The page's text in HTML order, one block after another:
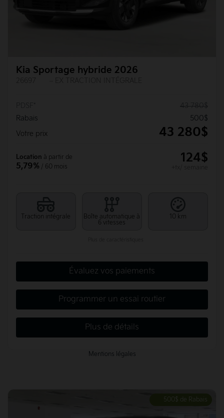
Kia Sportage hybride 2026
Rabais
500$
Votre prix
43 280$
Location à partir de
5,79% / 60 mois
124$
Traction intégrale
Boîte automatique à
6 vitesses
10 km
Évaluez vos paiements
Programmer un essai routier
Plus de détails
Mentions légales
500$ de Rabais